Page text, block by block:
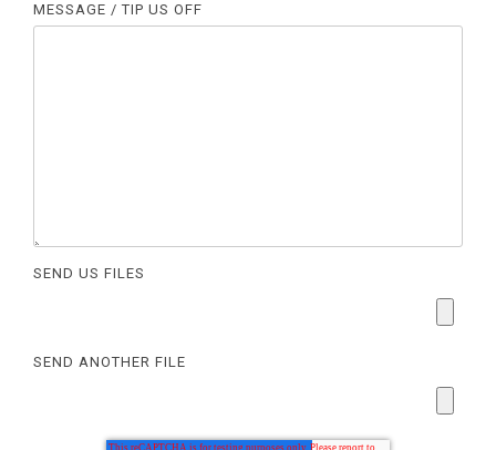
MESSAGE / TIP US OFF
SEND US FILES
SEND ANOTHER FILE